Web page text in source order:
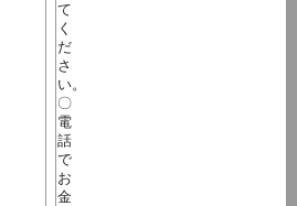
て
く
だ
さ
い。
〇
電
話
で
お
金